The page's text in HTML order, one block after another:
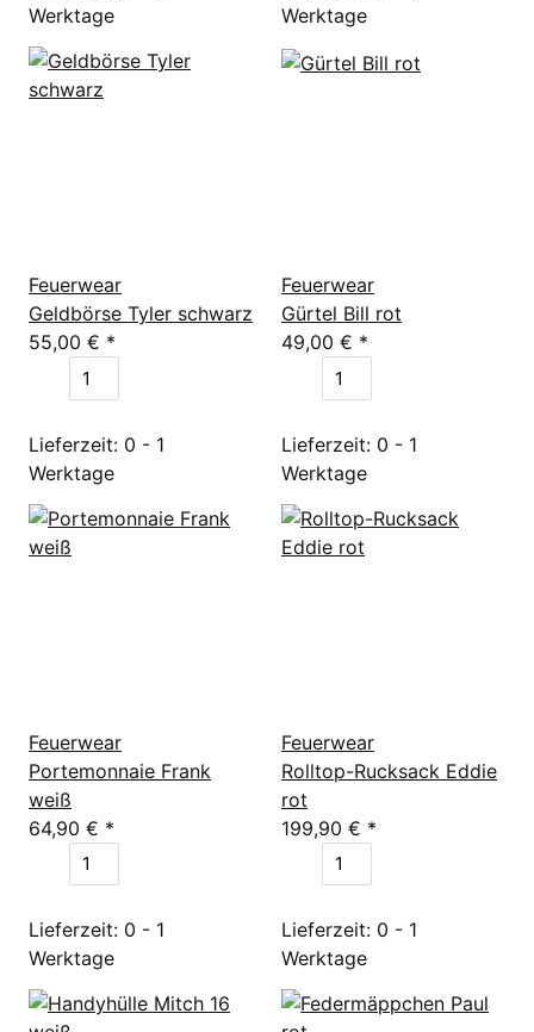
Werktage
Werktage
Feuerwear
Geldbörse Tyler schwarz
55,00 € *
Lieferzeit: 0 - 1
Werktage
Feuerwear
Gürtel Bill rot
49,00 € *
Lieferzeit: 0 - 1
Werktage
Feuerwear
Portemonnaie Frank
weiß
64,90 € *
Lieferzeit: 0 - 1
Werktage
Feuerwear
Rolltop-Rucksack Eddie
rot
199,90 € *
Lieferzeit: 0 - 1
Werktage